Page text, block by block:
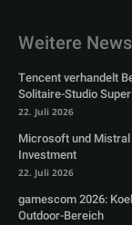
Weitere News
Tencent verhandelt
Solitaire-Studio
22. Juli 2026
Microsoft und
Investment
22. Juli 2026
gamescom 2026:
Outdoor-Bereich